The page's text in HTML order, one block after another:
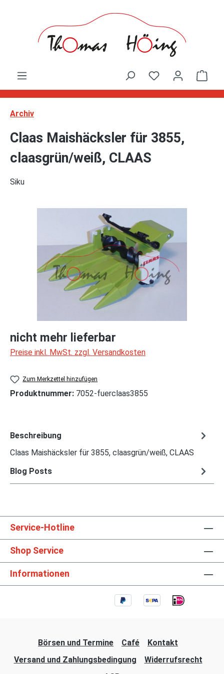
Archiv
Claas Maishäcksler für 3855,
claasgrün/weiß, CLAAS
Siku
Bildergalerie überspringen
nicht mehr lieferbar
Preise inkl. MwSt. zzgl. Versandkosten
Zum Merkzettel hinzufügen
Produktnummer: 7052-fuerclaas3855
Beschreibung
Claas Maishäcksler für 3855, claasgrün/weiß, CLAAS
Blog Posts
Service-Hotline
Shop Service
Informationen
Börsen und Termine Café
Kontakt
Versand und Zahlungsbedingung
Widerrufsrecht